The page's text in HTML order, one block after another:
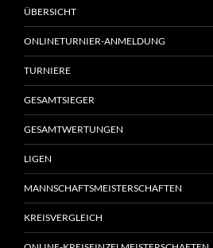
ÜBERSICHT
ONLINETURNIER-ANMELDUNG
TURNIERE
GESAMTSIEGER
GESAMTWERTUNGEN
LIGEN
MANNSCHAFTSMEISTERSCHAFTEN
KREISVERGLEICH